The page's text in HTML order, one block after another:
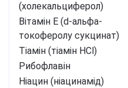
(холекальциферол)
Вітамін Е (d-альфа-
токоферолу сукцинат)
Тіамін (тіамін HCl)
Рибофлавін
Ніацин (ніацинамід)